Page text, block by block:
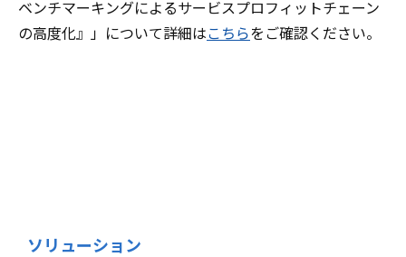
ベンチマーキングによるサービスプロフィットチェーン
の高度化』」について詳細はこちらをご確認ください。
ソリューション